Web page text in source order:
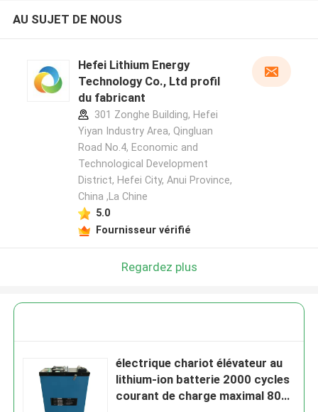
AU SUJET DE NOUS
Hefei Lithium Energy
Technology Co., Ltd profil
du fabricant
301 Zonghe Building, Hefei
Yiyan Industry Area, Qingluan
Road No.4, Economic and
Technological Development
District, Hefei City, Anui Province,
China ,La Chine
5.0
Fournisseur vérifié
Regardez plus
électrique chariot élévateur au
lithium-ion batterie 2000 cycles
courant de charge maximal 80ah